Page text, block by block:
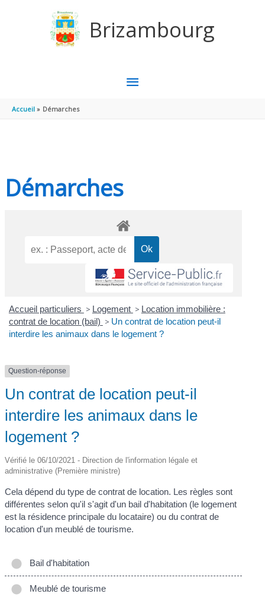
Brizambourg
MENU
Accueil Démarches
Démarches
Accueil particuliers > Logement > Location immobilière :
contrat de location (bail) > Un contrat de location peut-il
interdire les animaux dans le logement ?
Question-réponse
Un contrat de location peut-il
interdire les animaux dans le
logement ?
Vérifié le 06/10/2021 - Direction de l'information légale et
administrative (Première ministre)
Cela dépend du type de contrat de location. Les règles sont
différentes selon qu'il s'agit d'un bail d'habitation (le logement
est la résidence principale du locataire) ou du contrat de
location d'un meublé de tourisme.
Bail d'habitation
Meublé de tourisme